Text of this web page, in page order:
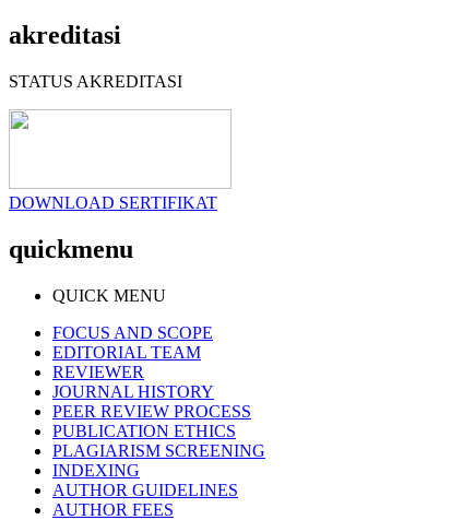
akreditasi
STATUS AKREDITASI
DOWNLOAD SERTIFIKAT
quickmenu
QUICK MENU
FOCUS AND SCOPE
EDITORIAL TEAM
REVIEWER
JOURNAL HISTORY
PEER REVIEW PROCESS
PUBLICATION ETHICS
PLAGIARISM SCREENING
INDEXING
AUTHOR GUIDELINES
AUTHOR FEES